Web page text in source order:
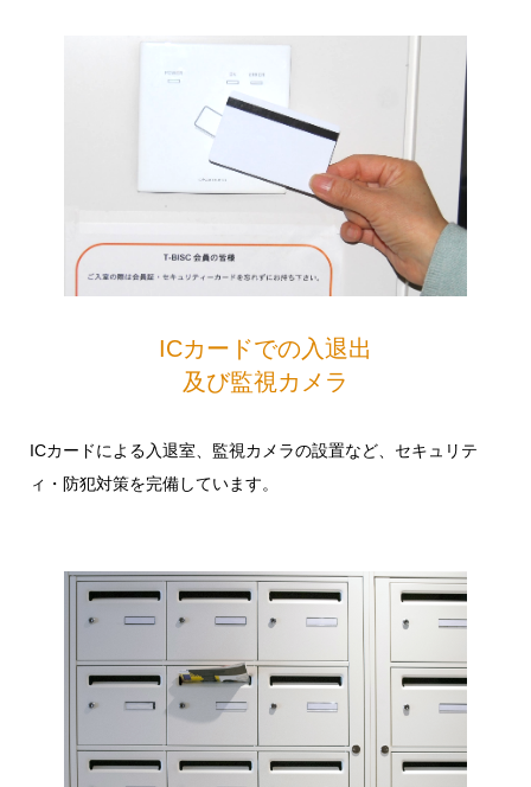
ICカードでの入退出
及び監視カメラ
ICカードによる入退室、監視カメラの設置など、セキュリテ
ィ・防犯対策を完備しています。